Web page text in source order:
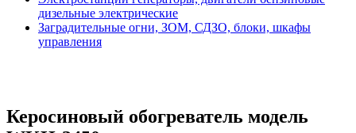
дизельные электрические
Заградительные огни, ЗОМ, СДЗО, блоки, шкафы
управления
Керосиновый обогреватель модель